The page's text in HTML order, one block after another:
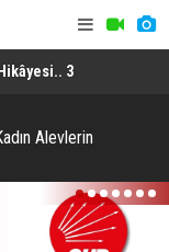
3
Alevlerin
1 2 3 4 5 6 7